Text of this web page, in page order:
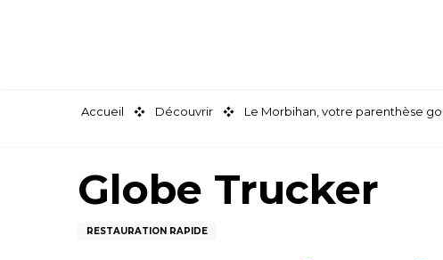
Accueil Découvrir Le Morbihan, votre parenthèse
Globe Trucker
RESTAURATION RAPIDE